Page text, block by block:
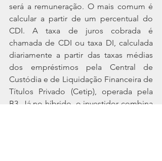
será a remuneração. O mais comum é
calcular a partir de um percentual do
CDI. A taxa de juros cobrada é
chamada de CDI ou taxa DI, calculada
diariamente a partir das taxas médias
dos empréstimos pela Central de
Custódia e de Liquidação Financeira de
Títulos Privado (Cetip), operada pela
B3. Já no híbrido, o investidor combina